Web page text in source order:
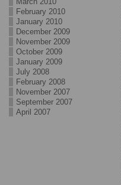
February 2010
January 2010
December 2009
November 2009
October 2009
January 2009
July 2008
February 2008
November 2007
September 2007
April 2007